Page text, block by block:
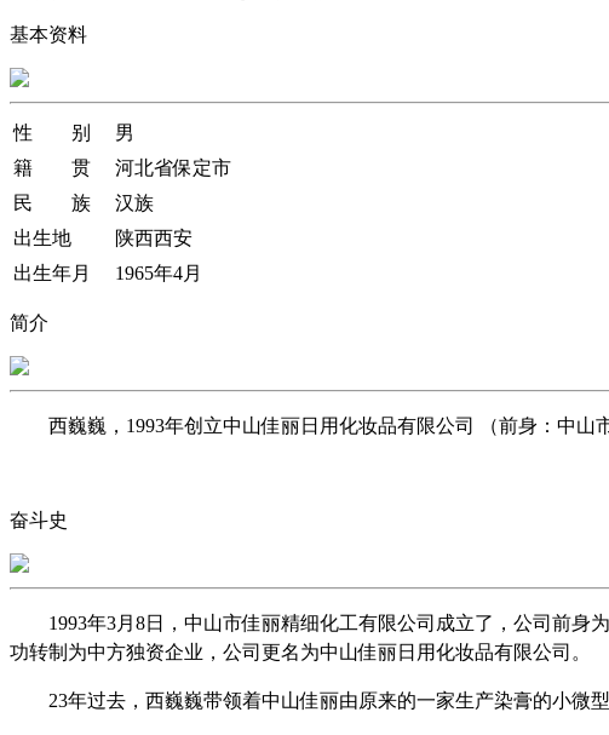
基本资料
性 别
男
籍 贯
河北省保定市
民 族
汉族
出生地
陕西西安
出生年月
1965年4月
简介
西巍巍，1993年创立中山佳丽日用化妆品有限公司 （前身：中
奋斗史
1993年3月8日，中山市佳丽精细化工有限公司成立了，公司前身
功转制为中方独资企业，公司更名为中山佳丽日用化妆品有限公司。
23年过去，西巍巍带领着中山佳丽由原来的一家生产染膏的小微